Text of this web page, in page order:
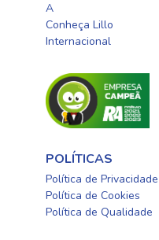
A
Conheça Lillo
Internacional
POLÍTICAS
Política de Privacidade
Política de Cookies
Política de Qualidade